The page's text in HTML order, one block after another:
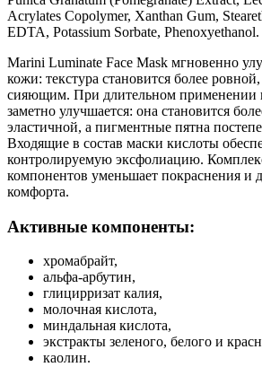
Acrylates Copolymer, Xanthan Gum,
EDTA, Potassium Sorbate, Phenoxyethanol.
Marini Luminate Face Mask мгновенно
кожи: текстура становится более
сияющим. При длительном применении
заметно улучшается: она становится
эластичной, а пигментные пятна
Входящие в состав маски кислоты
контролируемую эксфолиацию.
компонентов уменьшает покраснения и
комфорта.
Активные компоненты:
хромабрайт,
альфа-арбутин,
глицирризат калия,
молочная кислота,
миндальная кислота,
экстракты зеленого, белого и
каолин.